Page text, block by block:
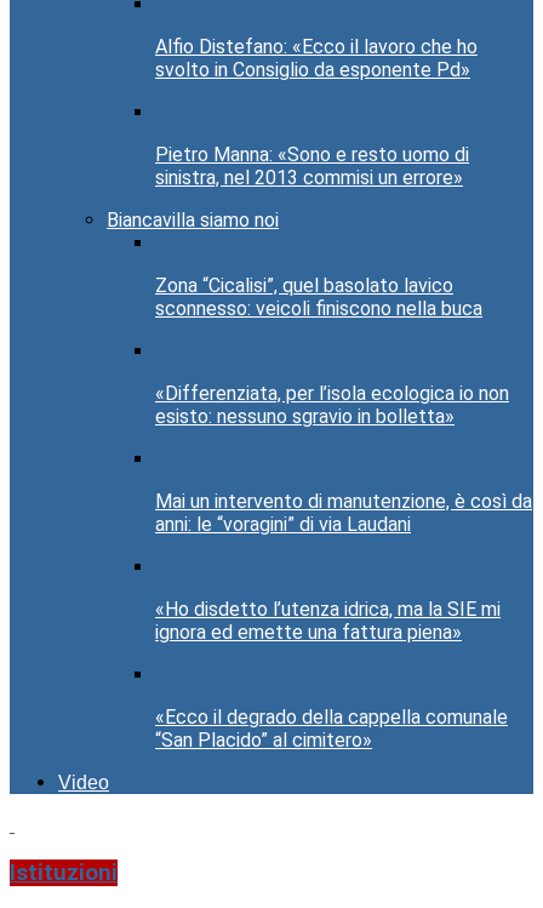
Alfio Distefano: «Ecco il lavoro che ho
svolto in Consiglio da esponente Pd»
Pietro Manna: «Sono e resto uomo di
sinistra, nel 2013 commisi un errore»
Biancavilla siamo noi
Zona “Cicalisi”, quel basolato lavico
sconnesso: veicoli finiscono nella buca
«Differenziata, per l’isola ecologica io non
esisto: nessuno sgravio in bolletta»
Mai un intervento di manutenzione, è così da
anni: le “voragini” di via Laudani
«Ho disdetto l’utenza idrica, ma la SIE mi
ignora ed emette una fattura piena»
«Ecco il degrado della cappella comunale
“San Placido” al cimitero»
Video
Istituzioni